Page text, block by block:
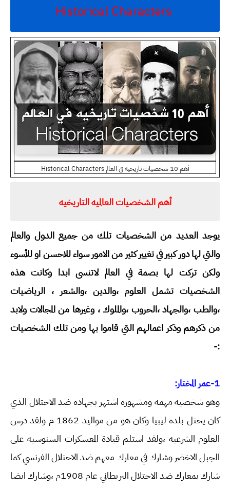
أهم 10 شخصيات تاريخيه في العالم Historical Characters
أهم الشخصيات العالميه التاريخيه
يوجد العديد من الشخصيات تلك من جميع الدول والعالم
والتي لها دور كبير في تغيير كثير من الامور سواء للاحسن او للأسوء
ولكن تركت لها بصمة في العالم لاتنسى ابدا وكانت هذه
الشخصيات تشمل العلوم ،والدين ،والشعر ، الرياضيات
،والطب ،والجهاد ،الحروب ،والملوك ، وغيرها من المجالات ولابد
من ذكرهم وذكر اعمالهم التي قاموا بها ومن تلك الشخصيات
:-
1-عمر المختار:
وهو شخصيه مهمه ومشهوره اشتهر بجهاده ضد الاحتلال الذي
كان يحتل بلده ليبيا وكان هو من مواليد 1862 م ولقد درس
العلوم الشرعيه ،ولقد استلم قيادة المعسكرات السنوسيه على
الجبل الاخضر وشارك في معارك معهم ضد الاحتلال الفرنسي كما
شارك بمعارك ضد الاحتلال البريطاني عام 1908م ،وشارك ايضا